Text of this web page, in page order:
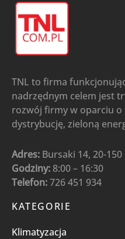
TNL to firma
nadrzędnym celem jest
rozwój firmy w oparciu o
dystrybucję, zieloną
Adres: Bursaki 14, 20-
Godziny: 8:00 – 16:30
Telefon:726 451 934
KATEGORIE
Klimatyzacja